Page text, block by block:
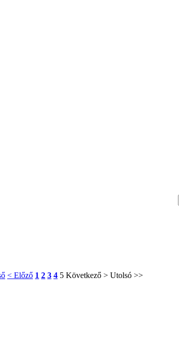
< Előző 1 2 3 4 5 Következő > Utolsó >>